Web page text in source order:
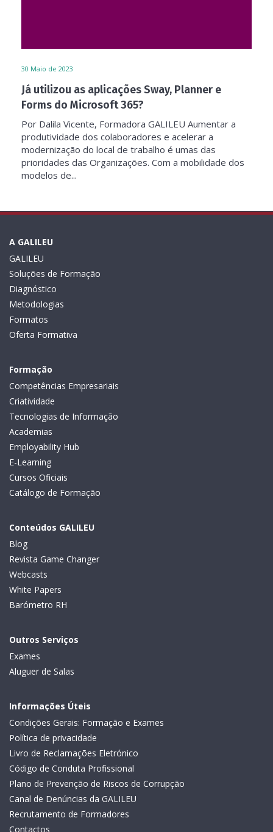
30 Maio de 2023
Já utilizou as aplicações Sway, Planner e
Forms do Microsoft 365?
Por Dalila Vicente, Formadora GALILEU Aumentar a
produtividade dos colaboradores e acelerar a
modernização do local de trabalho é umas das
prioridades das Organizações. Com a mobilidade dos
modelos de...
A GALILEU
GALILEU
Soluções de Formação
Diagnóstico
Metodologias
Formatos
Oferta Formativa
Formação
Competências Empresariais
Criatividade
Tecnologias de Informação
Academias
Employability Hub
E-Learning
Cursos Oficiais
Catálogo de Formação
Conteúdos GALILEU
Blog
Revista Game Changer
Webcasts
White Papers
Barómetro RH
Outros Serviços
Exames
Aluguer de Salas
Informações Úteis
Condições Gerais: Formação e Exames
Política de privacidade
Livro de Reclamações Eletrónico
Código de Conduta Profissional
Plano de Prevenção de Riscos de Corrupção
Canal de Denúncias da GALILEU
Recrutamento de Formadores
Contactos